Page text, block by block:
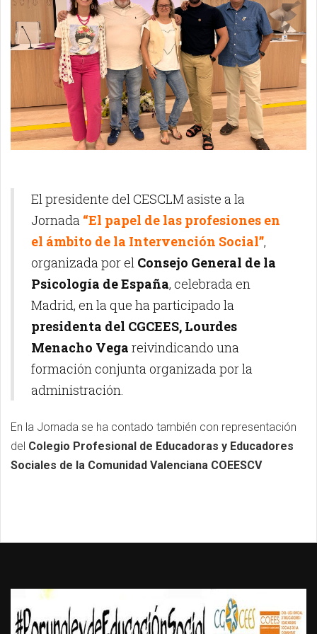
El presidente del CESCLM asiste a la
Jornada “El papel de las profesiones en
el ámbito de la Intervención Social”,
organizada por el Consejo General de la
Psicología de España, celebrada en
Madrid, en la que ha participado la
presidenta del CGCEES, Lourdes
Menacho Vega reivindicando una
formación conjunta organizada por la
administración.
En la Jornada se ha contado también con representación
del Colegio Profesional de Educadoras y Educadores
Sociales de la Comunidad Valenciana COEESCV